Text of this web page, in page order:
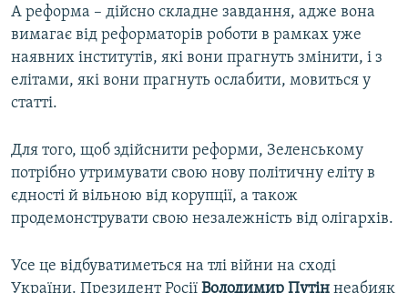
А реформа – дійсно складне завдання, адже вона
вимагає від реформаторів роботи в рамках уже
наявних інститутів, які вони прагнуть змінити, і з
елітами, які вони прагнуть ослабити, мовиться у
статті.
Для того, щоб здійснити реформи, Зеленському
потрібно утримувати свою нову політичну еліту в
єдності й вільною від корупції, а також
продемонструвати свою незалежність від олігархів.
Усе це відбуватиметься на тлі війни на сході
України. Президент Росії Володимир Путін неабияк